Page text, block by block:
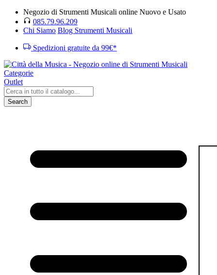
Negozio di Strumenti Musicali online Nuovo e Usato
085.79.96.209
Chi Siamo Blog Strumenti Musicali
Spedizioni gratuite da 99€*
Categorie
Outlet
Search